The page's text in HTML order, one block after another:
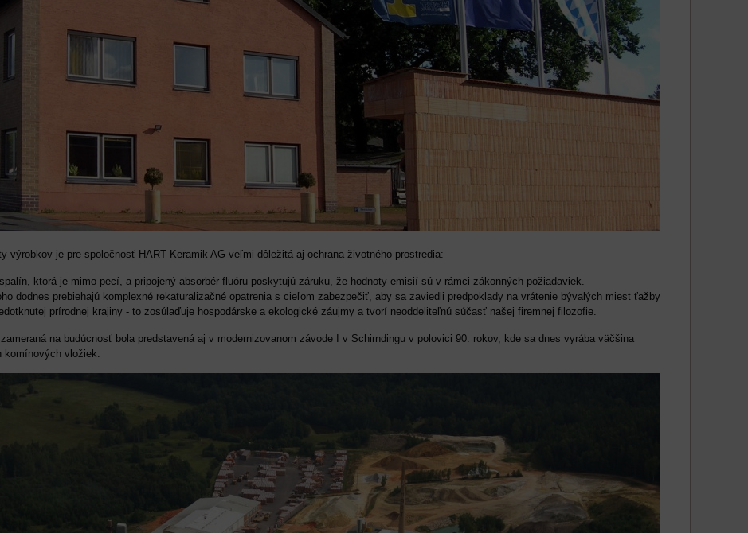
výrobkov je pre spoločnosť HART Keramik AG veľmi dôležitá aj ochrana životného prostredia:
ktorá je mimo pecí, a pripojený absorbér fluóru poskytujú záruku, že hodnoty emisií sú v rámci zákonných požiadaviek.
dodnes prebiehajú komplexné rekaturalizačné opatrenia s cieľom zabezpečiť, aby sa zaviedli predpoklady na vrátenie bývalých miest ťažby
prírodnej krajiny - to zosúlaďuje hospodárske a ekologické záujmy a tvorí neoddeliteľnú súčasť našej firemnej filozofie.
na budúcnosť bola predstavená aj v modernizovanom závode I v Schirndingu v polovici 90. rokov, kde sa dnes vyrába väčšina
komínových vložiek.